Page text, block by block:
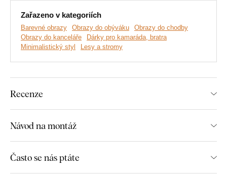
nejkvalitnější barvy na trhu. Motiv tiskneme přímo na desku
a následně vyřezáváme pomocí laseru. Díky tomu má obraz z
motiv.
Objevte výhody dřevěných tištěných
obrazů od DUBLEZ:
Zařazeno v kategoriích
Barevné obrazy Obrazy do obýváku
Obrazy do chodby
Obrazy do kanceláře
Dárky pro kamaráda, bratra
Minimalistický styl
Lesy a stromy
Recenze
Návod na montáž
Často se nás ptáte